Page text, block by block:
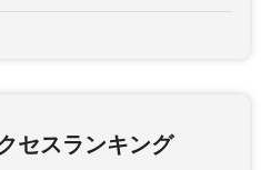
セスランキング